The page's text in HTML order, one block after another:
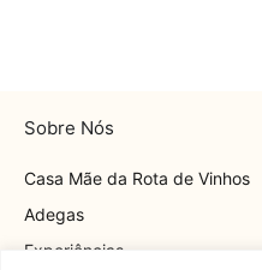
Sobre Nós
Casa Mãe da Rota de Vinhos
Adegas
Experiências